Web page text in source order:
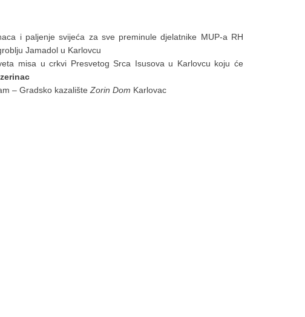
i paljenje svijeća za sve preminule djelatnike MUP-a RH
Jamadol u Karlovcu
misa u crkvi Presvetog Srca Isusova u Karlovcu koju će
– Gradsko kazališteZorin Dom Karlovac